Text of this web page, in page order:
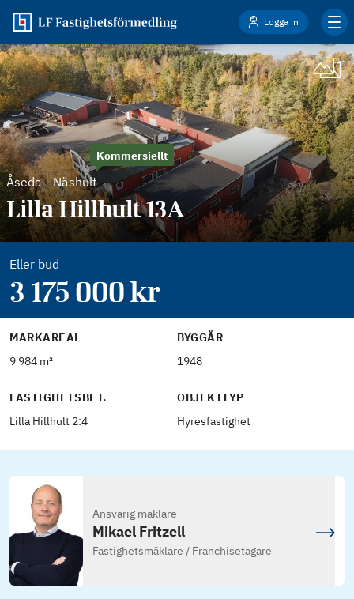
Logga in
Åseda-Näshult
Kommersiellt
Lilla Hillhult 13A
Eller bud
3 175 000kr
MARKAREAL
9 984 m²
BYGGÅR
1948
FASTIGHETSBET.
Lilla Hillhult 2:4
OBJEKTTYP
Hyresfastighet
Ansvarig mäklare
Mikael Fritzell
Fastighetsmäklare / Franchisetagare